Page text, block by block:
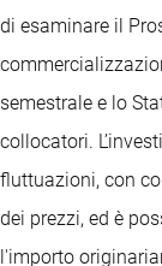
di esaminare il
semestrale e lo
collocatori.
fluttuazioni, con
dei prezzi, ed è
l'importo